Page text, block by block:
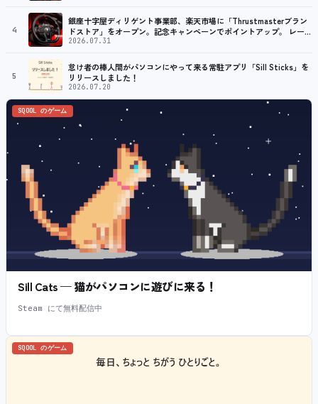
4
銀座十字屋ディリゲント事業部、楽天市場に「Thrustmasterブラン
ドストア」をオープン。記念キャンペーンでポイントアップ。 レーシ
ング／フライトシム向けコントローラーを中心に、幅広くラインナッ
2026.07.31
5
怠け者の棒人間がパソコンにやって来る常駐アプリ「Sill Sticks」を
リリースしました！
2026.07.20
SQOOL のゲーム
Sill Cats — 猫がパソコンに遊びに来る！
Steam にて無料配信中
SQOOL のゲーム